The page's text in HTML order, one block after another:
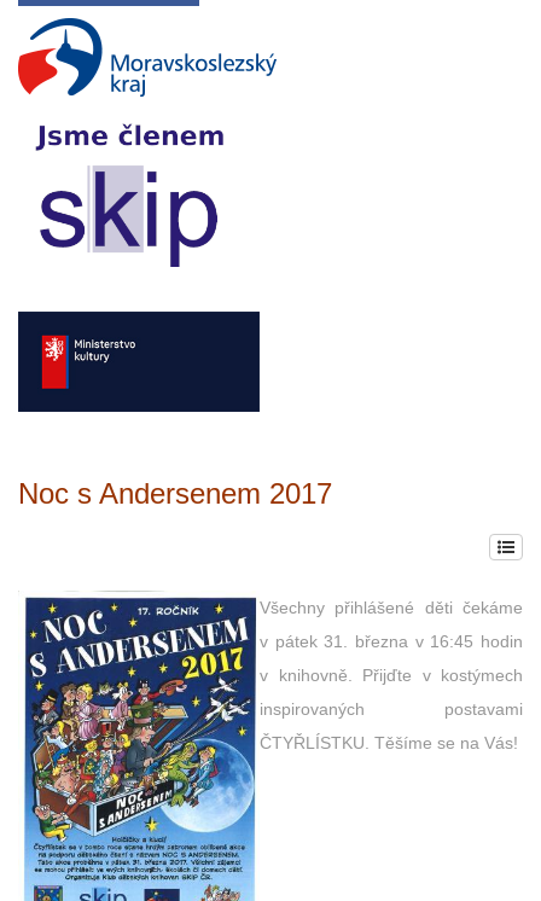
Noc s Andersenem 2017
Všechny přihlášené děti čekáme
v pátek 31. března v 16:45 hodin
v knihovně. Přijďte v kostýmech
inspirovaných postavami
ČTYŘLÍSTKU. Těšíme se na Vás!